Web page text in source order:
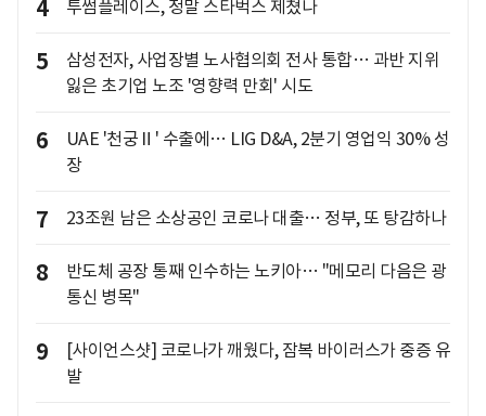
4 투썸플레이스, 정말 스타벅스 제쳤나
5
삼성전자, 사업장별 노사협의회 전사 통합… 과반 지위
잃은 초기업 노조 '영향력 만회' 시도
6
UAE '천궁Ⅱ' 수출에… LIG D&A, 2분기 영업익 30% 성
장
7 23조원 남은 소상공인 코로나 대출… 정부, 또 탕감하나
8
반도체 공장 통째 인수하는 노키아… "메모리 다음은 광
통신 병목"
9
[사이언스샷] 코로나가 깨웠다, 잠복 바이러스가 중증 유
발